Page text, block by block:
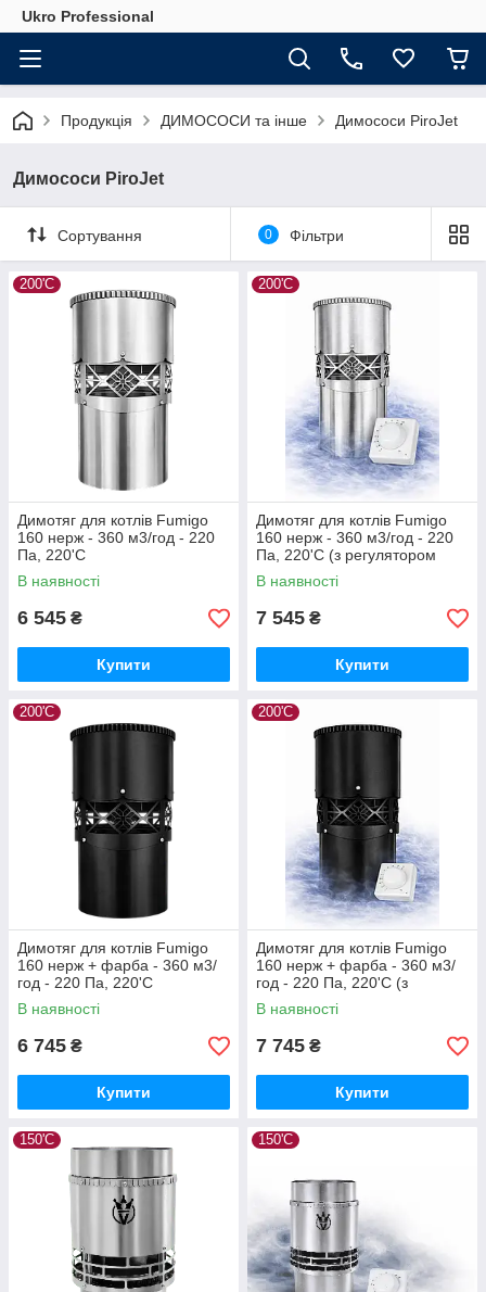
Ukro Professional
Продукція ДИМОСОСИ та інше Димососи PiroJet
Димососи PiroJet
Сортування 0 Фільтри
200'С
Димотяг для котлів Fumigo
160 нерж - 360 м3/год - 220
Па, 220'С
В наявності
6 545 ₴
Купити
200'С
Димотяг для котлів Fumigo
160 нерж - 360 м3/год - 220
Па, 220'С (з регулятором
обертів)
В наявності
7 545 ₴
Купити
200'С
Димотяг для котлів Fumigo
160 нерж + фарба - 360 м3/
год - 220 Па, 220'С
В наявності
6 745 ₴
Купити
200'С
Димотяг для котлів Fumigo
160 нерж + фарба - 360 м3/
год - 220 Па, 220'С (з
регулятором обертів)
В наявності
7 745 ₴
Купити
150'С 150'С